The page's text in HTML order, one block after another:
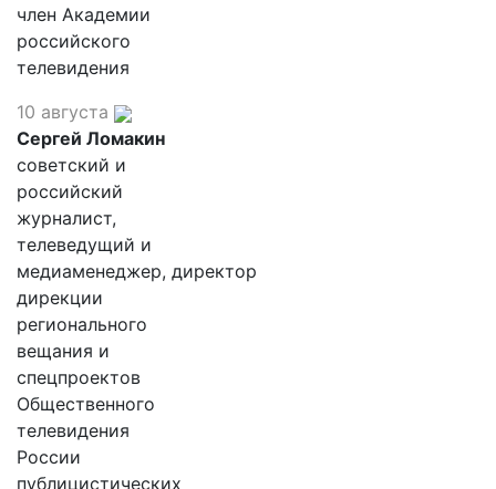
член Академии
российского
телевидения
10 августа
Сергей Ломакин
советский и
российский
журналист,
телеведущий и
медиаменеджер, директор
дирекции
регионального
вещания и
спецпроектов
Общественного
телевидения
России
публицистических